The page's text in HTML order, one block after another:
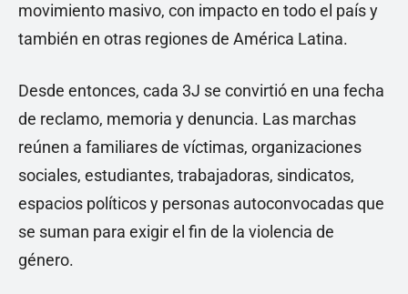
movimiento masivo, con impacto en todo el país y
también en otras regiones de América Latina.
Desde entonces, cada 3J se convirtió en una fecha
de reclamo, memoria y denuncia. Las marchas
reúnen a familiares de víctimas, organizaciones
sociales, estudiantes, trabajadoras, sindicatos,
espacios políticos y personas autoconvocadas que
se suman para exigir el fin de la violencia de
género.